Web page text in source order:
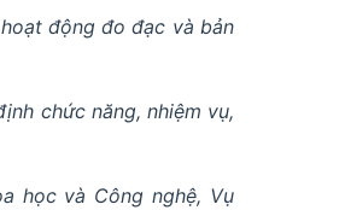
động đo đạc và bản
chức năng, nhiệm vụ,
học và Công nghệ, Vụ